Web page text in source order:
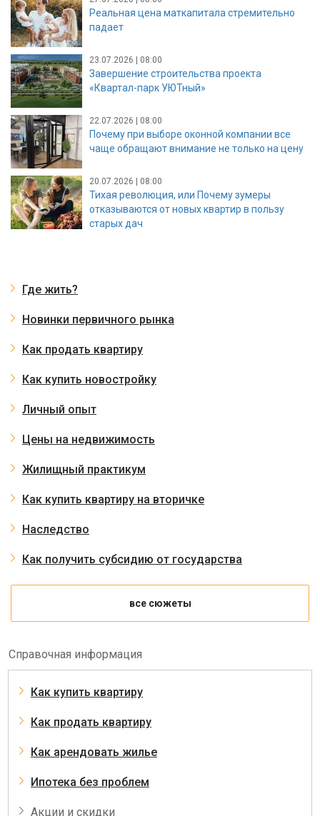
Реальная цена маткапитала стремительно
падает
23.07.2026 | 08:00
Завершение строительства проекта
«Квартал-парк УЮТный»
22.07.2026 | 08:00
Почему при выборе оконной компании все
чаще обращают внимание не только на цену
20.07.2026 | 08:00
Тихая революция, или Почему зумеры
отказываются от новых квартир в пользу
старых дач
Где жить?
Новинки первичного рынка
Как продать квартиру
Как купить новостройку
Личный опыт
Цены на недвижимость
Жилищный практикум
Как купить квартиру на вторичке
Наследство
Как получить субсидию от государства
все сюжеты
Справочная информация
Как купить квартиру
Как продать квартиру
Как арендовать жилье
Ипотека без проблем
Акции и скидки